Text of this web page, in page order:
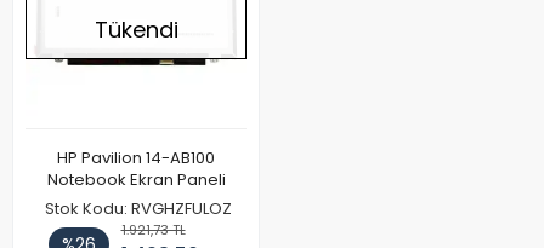
Tükendi
HP Pavilion 14-AB100
Notebook Ekran Paneli
Stok Kodu: RVGHZFULOZ
1.921,73 TL